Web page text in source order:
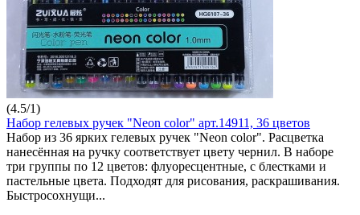
(4.5/1)
Набор гелевых ручек "Neon color" арт.14911, 36 цветов
Набор из 36 ярких гелевых ручек "Neon color". Расцветка
нанесённая на ручку соответствует цвету чернил. В наборе
три группы по 12 цветов: флуоресцентные, с блестками и
пастельные цвета. Подходят для рисования, раскрашивания.
Быстросохнущи...